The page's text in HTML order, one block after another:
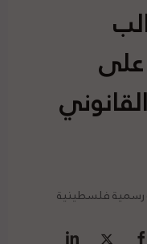
على
رسمية فلسطينية